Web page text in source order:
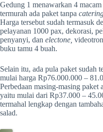
Gedung 1 menawarkan 4
termurah ada paket tanpa
Harga tersebut sudah termasuk
pelayanan 1000 pax, dekorasi,
penyanyi, dan electone,
buku tamu 4 buah.
Selain itu, ada pula paket sudah
mulai harga Rp76.000.000 –
Perbedaan masing-masing paket
yaitu mulai dari Rp37.000 –
termahal lengkap dengan
salad.